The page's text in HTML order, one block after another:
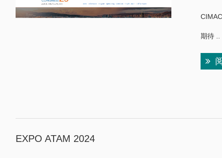
期待 ..
EXPO ATAM 2024